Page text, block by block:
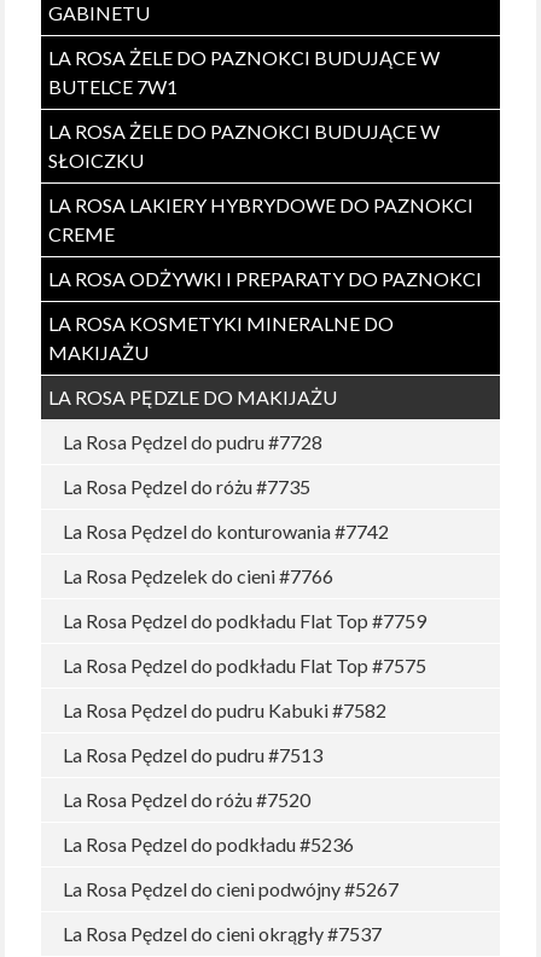
GABINETU
LA ROSA ŻELE DO PAZNOKCI BUDUJĄCE W
BUTELCE 7W1
LA ROSA ŻELE DO PAZNOKCI BUDUJĄCE W
SŁOICZKU
LA ROSA LAKIERY HYBRYDOWE DO PAZNOKCI
CREME
LA ROSA ODŻYWKI I PREPARATY DO PAZNOKCI
LA ROSA KOSMETYKI MINERALNE DO
MAKIJAŻU
LA ROSA PĘDZLE DO MAKIJAŻU
La Rosa Pędzel do pudru #7728
La Rosa Pędzel do różu #7735
La Rosa Pędzel do konturowania #7742
La Rosa Pędzelek do cieni #7766
La Rosa Pędzel do podkładu Flat Top #7759
La Rosa Pędzel do podkładu Flat Top #7575
La Rosa Pędzel do pudru Kabuki #7582
La Rosa Pędzel do pudru #7513
La Rosa Pędzel do różu #7520
La Rosa Pędzel do podkładu #5236
La Rosa Pędzel do cieni podwójny #5267
La Rosa Pędzel do cieni okrągły #7537